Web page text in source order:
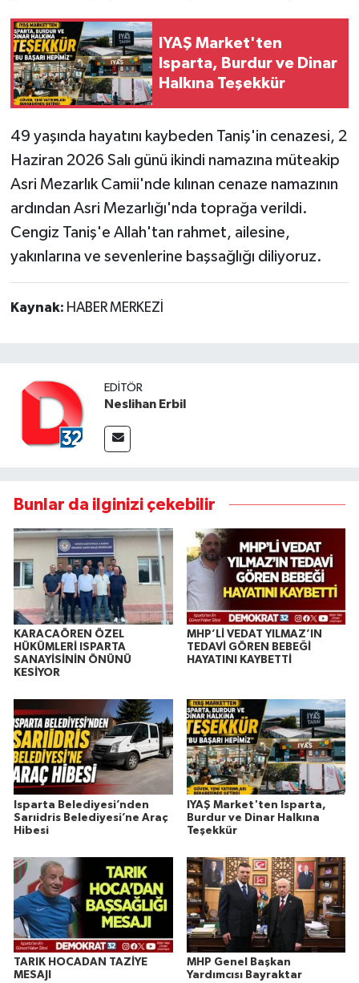
IYAŞ Market'ten
Isparta, Burdur ve Dinar
Halkına Teşekkür
49 yaşında hayatını kaybeden Taniş'in cenazesi, 2
Haziran 2026 Salı günü ikindi namazına müteakip
Asri Mezarlık Camii'nde kılınan cenaze namazının
ardından Asri Mezarlığı'nda toprağa verildi.
Cengiz Taniş'e Allah'tan rahmet, ailesine,
yakınlarına ve sevenlerine başsağlığı diliyoruz.
Kaynak: HABER MERKEZİ
EDITÖR
Neslihan Erbil
Bunlar da ilginizi çekebilir
KARACAÖREN ÖZEL
HÜKÜMLERİ ISPARTA
SANAYİSİNİN ÖNÜNÜ
KESİYOR
MHP’Lİ VEDAT YILMAZ’IN
TEDAVİ GÖREN BEBEĞİ
HAYATINI KAYBETTİ
Isparta Belediyesi’nden
Sarıidris Belediyesi’ne Araç
Hibesi
IYAŞ Market'ten Isparta,
Burdur ve Dinar Halkına
Teşekkür
TARIK HOCADAN TAZİYE
MESAJI
MHP Genel Başkan
Yardımcısı Bayraktar